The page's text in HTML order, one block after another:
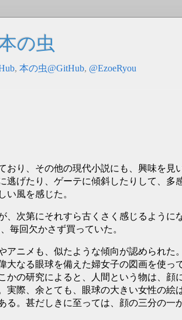
の虫
, 本の虫@GitHub, @EzoeRyou
り、その他の現代小説にも、興味を見
逃げたり、ゲーテに傾斜したりして、多
風を感じた。
次第にそれすら古くさく感じるように
毎回欠かさず買っていた。
ニメも、似たような傾向が認められた
大なる眼球を備えた婦女子の図画を使っ
かの研究によると、人間という物は、顔
実際、余とても、眼球の大きい女性の絵
。甚だしきに至っては、顔の三分の一